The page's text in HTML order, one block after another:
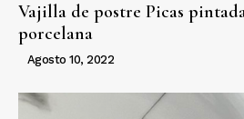
Vajilla de postre Picas
porcelana
Agosto 10, 2022